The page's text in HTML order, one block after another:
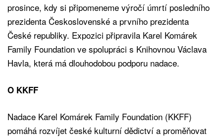
prosince, kdy si připomeneme výročí úmrtí posledního
prezidenta Československé a prvního prezidenta
České republiky. Expozici připravila Karel Komárek
Family Foundation ve spolupráci s Knihovnou Václava
Havla, která má dlouhodobou podporu nadace.
O KKFF
Nadace Karel Komárek Family Foundation (KKFF)
pomáhá rozvíjet české kulturní dědictví a proměňovat